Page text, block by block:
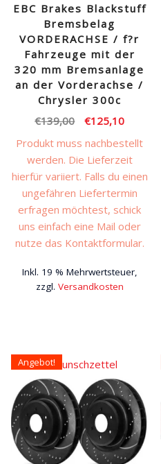
EBC Brakes Blackstuff
Bremsbelag
VORDERACHSE / f?r
Fahrzeuge mit der
320 mm Bremsanlage
an der Vorderachse /
Chrysler 300c
€139,00
Ursprünglicher
Preis
war:
€139,00
€125,10Aktueller
Preis
ist:
€125,10.
Produkt muss nachbestellt
werden. Die Lieferzeit
hierfür variiert. Falls du einen
ungefähren Liefertermin
erfragen möchtest, schick
uns einfach eine Mail oder
nutze das Kontaktformular.
Inkl. 19 % Mehrwertsteuer,
zzgl. Versandkosten
Angebot!
Auf den Wunschzettel